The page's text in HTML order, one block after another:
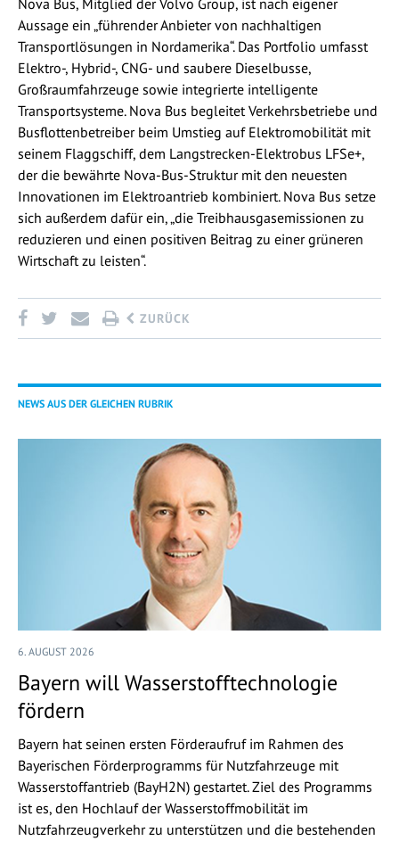
Nova Bus, Mitglied der Volvo Group, ist nach eigener
Aussage ein „führender Anbieter von nachhaltigen
Transportlösungen in Nordamerika“. Das Portfolio umfasst
Elektro-, Hybrid-, CNG- und saubere Dieselbusse,
Großraumfahrzeuge sowie integrierte intelligente
Transportsysteme. Nova Bus begleitet Verkehrsbetriebe und
Busflottenbetreiber beim Umstieg auf Elektromobilität mit
seinem Flaggschiff, dem Langstrecken-Elektrobus LFSe+,
der die bewährte Nova-Bus-Struktur mit den neuesten
Innovationen im Elektroantrieb kombiniert. Nova Bus setze
sich außerdem dafür ein, „die Treibhausgasemissionen zu
reduzieren und einen positiven Beitrag zu einer grüneren
Wirtschaft zu leisten“.
ZURÜCK
NEWS AUS DER GLEICHEN RUBRIK
6. AUGUST 2026
Bayern will Wasserstofftechnologie
fördern
Bayern hat seinen ersten Förderaufruf im Rahmen des
Bayerischen Förderprogramms für Nutzfahrzeuge mit
Wasserstoffantrieb (BayH2N) gestartet. Ziel des Programms
ist es, den Hochlauf der Wasserstoffmobilität im
Nutzfahrzeugverkehr zu unterstützen und die bestehenden